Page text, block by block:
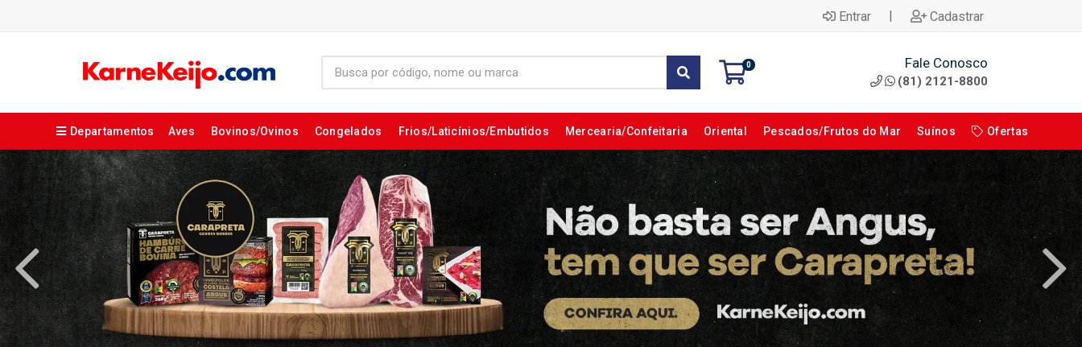
Entrar | Cadastrar
0 Fale Conosco
(81) 2121-8800
Departamentos Aves Bovinos/Ovinos Congelados Frios/Laticínios/Embutidos Mercearia/Confeitaria Oriental Pescados/Frutos do Mar Suínos Ofertas